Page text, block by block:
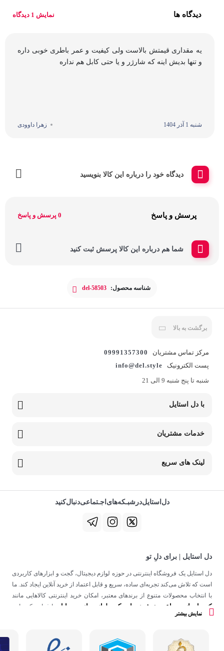
دیدگاه ها نمایش 1 دیدگاه
یه مقداری قيمتش بالاست ولی کیفیت و عمر باطری خوبی داره
و تنها بدیش اینه که شارژر و یا حتی کابل هم نداره
شنبه 1 آذر 1404 زهرا داوودی
دیدگاه خود را درباره این کالا بنویسید
پرسش و پاسخ 0 پرسش و پاسخ
شما هم درباره این کالا پرسش ثبت کنید
شناسه محصول: del-58503
برگشت به بالا
مرکز تماس مشتریان
09991357300
پست الکترونیک
info@del.style
شنبه تا پنج شنبه 9 الی 21
با دل استایل
خدمات مشتریان
لینک های سریع
دل‌استایل‌در‌‌شبـکه‌های‌اجـتماعی‌دنبال‌کنید
دل استایل | برای دلِ تو
دل استایل یک فروشگاه اینترنتی در حوزه لوازم دیجیتال، گجت و ابزارهای کاربردی
است که تلاش می‌کند تجربه‌ای ساده، سریع و قابل اعتماد از خرید آنلاین ایجاد کند. ما
با انتخاب محصولات متنوع از برندهای معتبر، امکان خرید اینترنتی کالاهایی مانند
کنسول بازی ساعت هوشمند اسپیکر ولوازم جانبی موبایل
را فراهم کرده‌ایم.
در دل استایل، تمرکز ما فقط روی فروش نیست؛ هدف ساختن تجربه‌ای است که
نمایش بیشتر